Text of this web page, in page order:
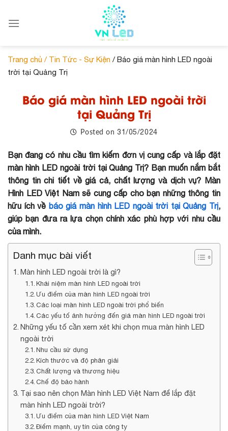
Trang chủ / Tin Tức - Sự Kiện / Báo giá màn hình LED ngoài
trời tại Quảng Trị
Báo giá màn hình LED ngoài trời
tại Quảng Trị
Posted on31/05/2024
Bạn đang có nhu cầu tìm kiếm đơn vị cung cấp và lắp đặt
màn hình LED ngoài trời tại Quảng Trị? Bạn muốn nắm bắt
thông tin chi tiết về giá cả, chất lượng và dịch vụ? Màn
Hình LED Việt Nam sẽ cung cấp cho bạn những thông tin
hữu ích về báo giá màn hình LED ngoài trời tại Quảng Trị,
giúp bạn đưa ra lựa chọn chính xác phù hợp với nhu cầu
của mình.
Danh mục bài viết
Màn hình LED ngoài trời là gì?
Khái niệm màn hình LED ngoài trời
Ưu điểm của màn hình LED ngoài trời
Các loại màn hình LED ngoài trời phổ biến
Các yếu tố ảnh hưởng đến giá màn hình LED ngoài trời
Những yếu tố cần xem xét khi chọn mua màn hình LED
ngoài trời
Nhu cầu sử dụng
Kích thước và độ phân giải
Chất lượng và thương hiệu
Chế độ bảo hành
Tại sao nên chọn Màn hình LED Việt Nam để lắp đặt
màn hình LED ngoài trời?
Ưu điểm của màn hình LED Việt Nam
Điểm mạnh, uy tín của công ty